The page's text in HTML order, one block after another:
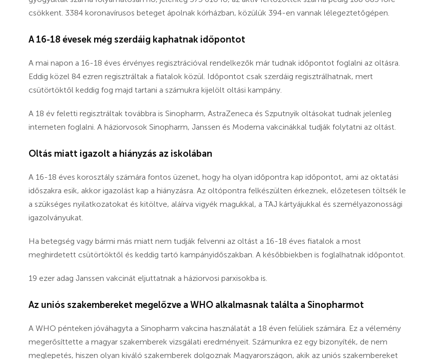
csökkent. 3384 koronavírusos beteget ápolnak kórházban, közülük 394-en vannak lélegeztetőgépen.
A 16-18 évesek még szerdáig kaphatnak időpontot
A mai napon a 16-18 éves érvényes regisztrációval rendelkezők már tudnak időpontot foglalni az oltásra.
Eddig közel 84 ezren regisztráltak a fiatalok közül. Időpontot csak szerdáig regisztrálhatnak, mert
csütörtöktől keddig fog majd tartani a számukra kijelölt oltási kampány.
A 18 év feletti regisztráltak továbbra is Sinopharm, AstraZeneca és Szputnyik oltásokat tudnak jelenleg
interneten foglalni. A háziorvosok Sinopharm, Janssen és Moderna vakcinákkal tudják folytatni az oltást.
Oltás miatt igazolt a hiányzás az iskolában
A 16-18 éves korosztály számára fontos üzenet, hogy ha olyan időpontra kap időpontot, ami az oktatási
időszakra esik, akkor igazolást kap a hiányzásra. Az oltópontra felkészülten érkeznek, előzetesen töltsék le
a szükséges nyilatkozatokat és kitöltve, aláírva vigyék magukkal, a TAJ kártyájukkal és személyazonossági
igazolványukat.
Ha betegség vagy bármi más miatt nem tudják felvenni az oltást a 16-18 éves fiatalok a most
meghirdetett csütörtöktől és keddig tartó kampányidőszakban. A későbbiekben is foglalhatnak időpontot.
19 ezer adag Janssen vakcinát eljuttatnak a háziorvosi parxisokba is.
Az uniós szakembereket megelőzve a WHO alkalmasnak találta a Sinopharmot
A WHO pénteken jóváhagyta a Sinopharm vakcina használatát a 18 éven felüliek számára. Ez a vélemény
megerősíttette a magyar szakemberek vizsgálati eredményeit. Számunkra ez egy bizonyíték, de nem
meglepetés, hiszen olyan kiváló szakemberek dolgoznak Magyarországon, akik az uniós szakembereket